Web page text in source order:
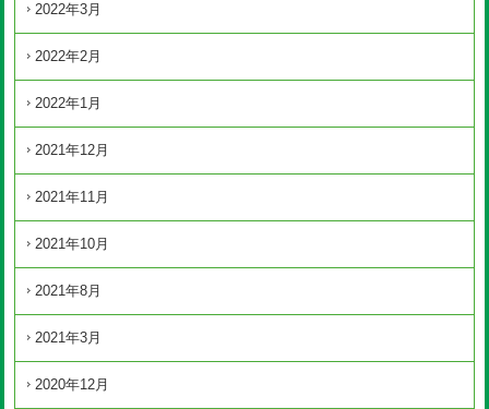
2022年3月
2022年2月
2022年1月
2021年12月
2021年11月
2021年10月
2021年8月
2021年3月
2020年12月